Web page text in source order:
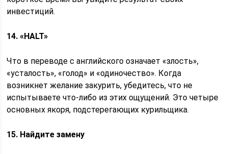
инвестиций.
14. «HALT»
Что в переводе с английского означает «злость»,
«усталость», «голод» и «одиночество». Когда
возникнет желание закурить, убедитесь, что не
испытываете что-либо из этих ощущений. Это четыре
основных якоря, подстерегающих курильщика.
15. Найдите замену